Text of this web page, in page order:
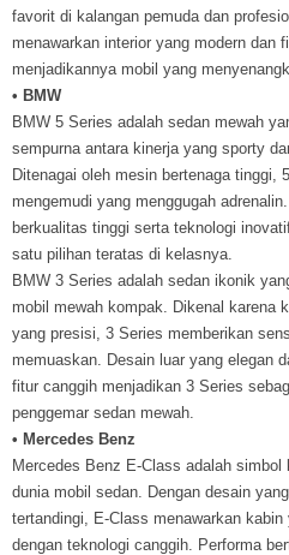
favorit di kalangan pemuda dan
menawarkan interior yang modern dan
menjadikannya mobil yang
• BMW
BMW 5 Series adalah sedan mewah
sempurna antara kinerja yang sporty
Ditenagai oleh mesin bertenaga tinggi,
mengemudi yang menggugah
berkualitas tinggi serta teknologi
satu pilihan teratas di kelasnya.
BMW 3 Series adalah sedan ikonik
mobil mewah kompak. Dikenal karena
yang presisi, 3 Series memberikan
memuaskan. Desain luar yang elegan
fitur canggih menjadikan 3 Series
penggemar sedan mewah.
• Mercedes Benz
Mercedes Benz E-Class adalah simbol
dunia mobil sedan. Dengan desain
tertandingi, E-Class menawarkan
dengan teknologi canggih. Performa